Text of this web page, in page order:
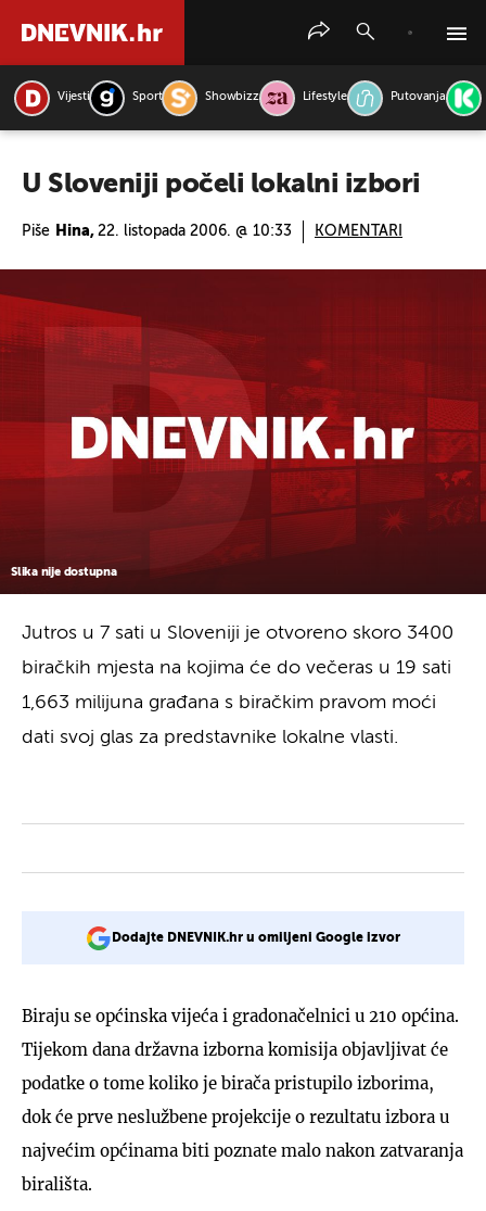
Vijesti Sport Showbizz Lifestyle Putovanja
U Sloveniji počeli lokalni izbori
Piše Hina, 22. listopada 2006. @ 10:33 KOMENTARI
Slika nije dostupna
Jutros u 7 sati u Sloveniji je otvoreno skoro 3400
biračkih mjesta na kojima će do večeras u 19 sati
1,663 milijuna građana s biračkim pravom moći
dati svoj glas za predstavnike lokalne vlasti.
Dodajte DNEVNIK.hr u omiljeni Google izvor
Biraju se općinska vijeća i gradonačelnici u 210 općina.
Tijekom dana državna izborna komisija objavljivat će
podatke o tome koliko je birača pristupilo izborima,
dok će prve neslužbene projekcije o rezultatu izbora u
najvećim općinama biti poznate malo nakon zatvaranja
birališta.
PRETRAŽITE VIJESTI